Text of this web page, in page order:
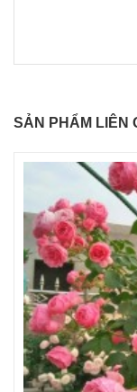
SẢN PHẨM LIÊN